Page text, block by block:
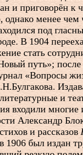
и приговорён к
менее чем
под
В 1904
стать
путь»; после
«Вопросы
и
входили многие
Александр
и рассказов
1906 был издан